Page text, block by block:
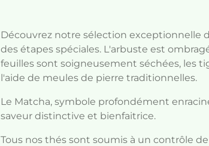
Découvrez notre sélection exceptionnelle
des étapes spéciales. L'arbuste est
feuilles sont soigneusement séchées, les
l'aide de meules de pierre traditionnelles.
Le Matcha, symbole profondément
saveur distinctive et bienfaitrice.
Tous nos thés sont soumis à un contrôle